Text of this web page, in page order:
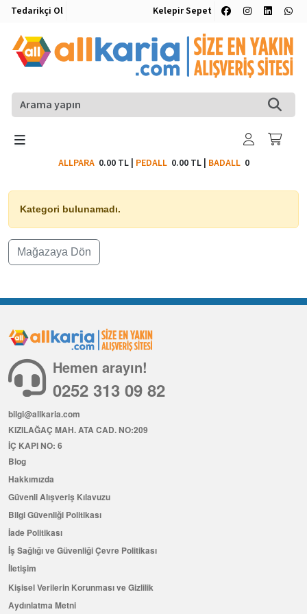
Tedarikçi Ol Kelepir Sepet
ALLPARA 0.00 TL| PEDALL 0.00 TL| BADALL0
Kategori bulunamadı.
Mağazaya Dön
Hemen arayın!
0252 313 09 82
bilgi@allkaria.com
KIZILAĞAÇ MAH. ATA CAD. NO:209
İÇ KAPI NO: 6
Blog
Hakkımızda
Güvenli Alışveriş Kılavuzu
Bilgi Güvenliği Politikası
İade Politikası
İş Sağlığı ve Güvenliği Çevre Politikası
İletişim
Kişisel Verilerin Korunması ve Gizlilik
Aydınlatma Metni